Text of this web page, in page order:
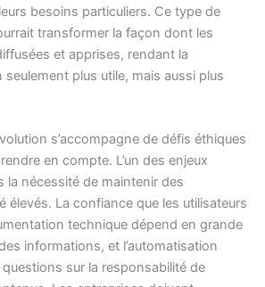
besoins particuliers. Ce type de
transformer la façon dont les
et apprises, rendant la
plus utile, mais aussi plus
s’accompagne de défis éthiques
en compte. L’un des enjeux
la nécessité de maintenir des
élevés. La confiance que les utilisateurs
technique dépend en grande
informations, et l’automatisation
sur la responsabilité de